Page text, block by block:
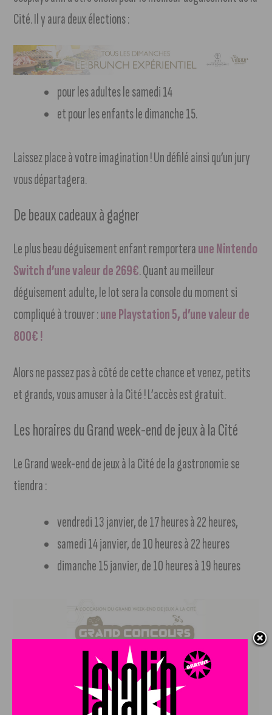
Cité. Il y aura deux élections :
pour les adultes le samedi 14
et pour les enfants le dimanche 15.
Laissez place à votre imagination ! Un défilé ainsi qu’un jury
vous départagera.
De beaux cadeaux à gagner
Le plus beau déguisement enfant remporteraune Nintendo
Switch d’une valeur de 269€. Quant au meilleur
déguisement adulte, le lot sera la console du moment si
compliqué à trouver :une Playstation 5, d’une valeur de
800€ !
Alors ne passez pas à côté de cette chance et venez, petits
et grands, vous amuser à la Cité ! L’accès est gratuit.
Les horaires du Grand week-end de jeux à la Cité
Le Grand week-end de jeux à la Cité de la gastronomie se
tiendra :
vendredi 13 janvier, de 17 heures à 22 heures,
samedi 14 janvier, de 10 heures à 22 heures
dimanche 15 janvier, de 10 heures à 19 heures